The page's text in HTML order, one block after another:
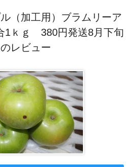
（加工用）ブラムリーア
1ｋｇ 380円発送8月下旬
のレビュー